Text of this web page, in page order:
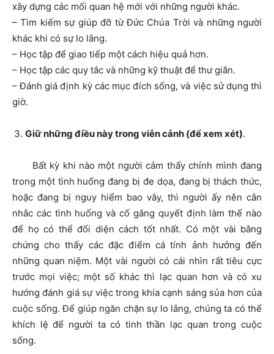
xây dựng các mối quan hệ mới với những người khác.
– Tìm kiếm sự giúp đỡ từ Đức Chúa Trời và những người
khác khi có sự lo lắng.
– Học tập để giao tiếp một cách hiệu quả hơn.
– Học tập các quy tắc và những kỹ thuật để thư giãn.
– Đánh giá định kỳ các mục đích sống, và việc sử dụng thì
giờ.
Giữ những điều này trong viễn cảnh (để xem xét).
Bất kỳ khi nào một người cảm thấy chính mình đang
trong một tình huống đang bị đe dọa, đang bị thách thức,
hoặc đang bị nguy hiểm bao vây, thì người ấy nên cân
nhắc các tình huống và cố gắng quyết định làm thế nào
để họ có thể đối diện cách tốt nhất. Có một vài bằng
chứng cho thấy các đặc điểm cá tính ảnh hưởng đến
những quan niệm. Một vài người có cái nhìn rất tiêu cực
trước mọi việc; một số khác thì lạc quan hơn và có xu
hướng đánh giá sự việc trong khía cạnh sáng sủa hơn của
cuộc sống. Để giúp ngăn chặn sự lo lắng, chúng ta có thể
khích lệ để người ta có tinh thần lạc quan trong cuộc
sống.